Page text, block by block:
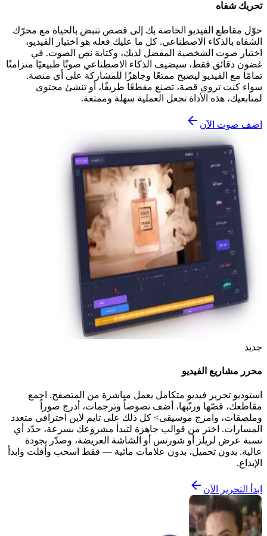
تحريك شفاه
حوّل مقاطع الفيديو الخاصة بك إلى قصص تنبض بالحياة مع محرّك
الشفاه بالذكاء الاصطناعي. كل ما عليك فعله هو اختيار الفيديو،
اختيار صوت الشخصية المفضل لديك، وكتابة نص الصوت. في
غضون دقائق فقط، سيضيف الذكاء الاصطناعي صوتًا طبيعيًا متزامنًا
تمامًا مع الفيديو ليصبح ممتعًا وجاهزًا للمشاركة على أي منصة.
سواء كنت تروي قصة، تصنع مقطعًا طريفًا، أو تنشئ محتوى
لمتابعيك، هذه الأداة تجعل العملية سهلة وممتعة.
اضف صوت الآن
جديد
محرر مشاريع الفيديو
استوديو تحرير فيديو متكامل يعمل مباشرة من المتصفح. اجمع
مقاطعك، قصّها ورتّبها، أضف نصوصاً وترجمات، أدرج صوراً
وملصقات، وامزج موسيقى> كل ذلك على تايم لاين احترافي متعدد
المسارات. اختر من قوالب جاهزة لتبدأ مشروعك بسرعة، حدّد أي
نسبة عرض لريلز أو شورتس أو الشاشة العريضة، وصدّر بجودة
عالية. بدون تحميل، بدون علامات مائية — فقط اسحب وأفلت وابدأ
الإبداع.
ابدأ التحرير الآن